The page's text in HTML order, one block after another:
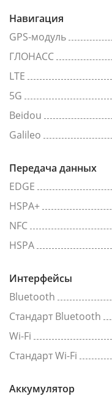
Навигация
GPS-модуль
ГЛОНАСС
LTE
5G
Beidou
Galileo
Передача данных
EDGE
HSPA+
NFC
HSPA
Интерфейсы
Bluetooth
Стандарт Bluetooth
Wi-Fi
Стандарт Wi-Fi
Аккумулятор